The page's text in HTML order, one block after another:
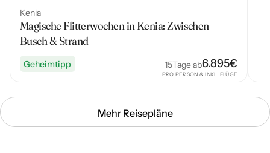
Kenia
Magische Flitterwochen in Kenia: Zwischen
Busch & Strand
Geheimtipp 15Tage ab6.895€
PRO PERSON & INKL. FLÜGE
Mehr Reisepläne